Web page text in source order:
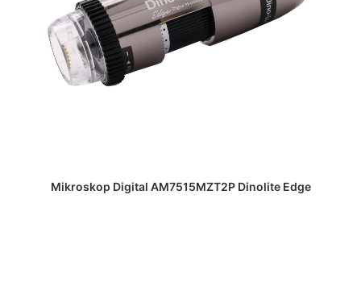
DAPATKAN PENAWARAN HARGA
Mikroskop Digital AM7515MZT2P Dinolite Edge